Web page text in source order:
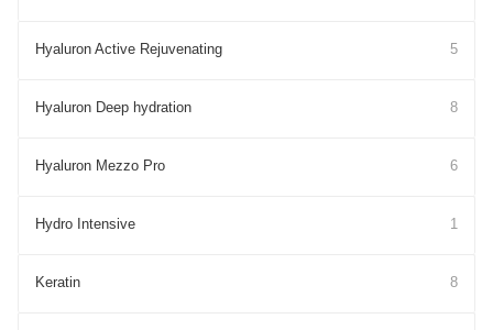
Hyaluron Active Rejuvenating 5
Hyaluron Deep hydration 8
Hyaluron Mezzo Pro 6
Hydro Intensive 1
Keratin 8